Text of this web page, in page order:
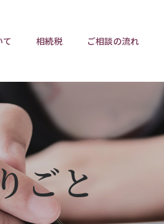
て
相続トラブルチェックリスト
任意後見制度
相続税 ご相談の流れ
ごと